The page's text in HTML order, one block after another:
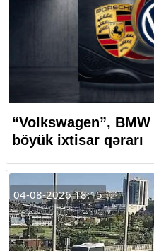
“Volkswagen”,
böyük ixtisar qərarı
04-08-2026 18:15